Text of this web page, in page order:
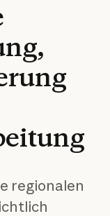
regionalen